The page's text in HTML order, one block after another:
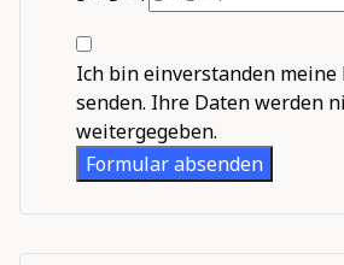
Ich bin einverstanden meine
senden. Ihre Daten werden
weitergegeben.
Formular absenden